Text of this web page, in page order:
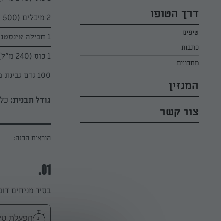
סלטים לפסח
עוגיות לפסח
קארין בנולול
מירי כהן
רובי מיכאל
דרך הטופו
טיפים
כתבות
מתכונים
המגזין
צור קשר
2 מיכלים (500 מ"ל) שמנת מתוקה להקצפה 32% "השף הלבן"
1 חבילה אינסטנט פודינג וניל
1 כוס (240 מ"ל) חלב תנובה
100 גרם גבינת מסקרפונה "השף הלבן"
גודל תבנית:
הוראות הכנה:
01.
בסיר מניחים
הפעלת טיימר